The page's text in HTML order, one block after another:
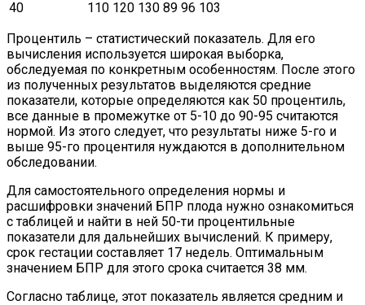
40
110 120 130 89 96 103
Процентиль – статистический показатель. Для его
вычисления используется широкая выборка,
обследуемая по конкретным особенностям. После этого
из полученных результатов выделяются средние
показатели, которые определяются как 50 процентиль,
все данные в промежутке от 5-10 до 90-95 считаются
нормой. Из этого следует, что результаты ниже 5-го и
выше 95-го процентиля нуждаются в дополнительном
обследовании.
Для самостоятельного определения нормы и
расшифровки значений БПР плода нужно ознакомиться
с таблицей и найти в ней 50-ти процентильные
показатели для дальнейших вычислений. К примеру,
срок гестации составляет 17 недель. Оптимальным
значением БПР для этого срока считается 38 мм.
Согласно таблице, этот показатель является средним и